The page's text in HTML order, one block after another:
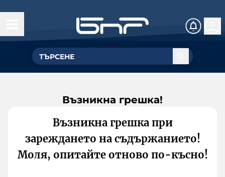
Възникна грешка!
Възникна грешка при
зареждането на съдържанието!
Моля, опитайте отново по-късно!